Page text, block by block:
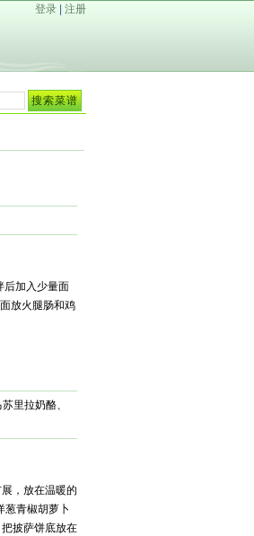
登录 注册
后加入少量面
放火腿肠和鸡
里拉奶酪、
，放在温暖的
葱青椒胡萝卜
披萨饼底放在